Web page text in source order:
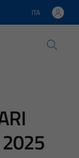
Lingua attiva:
ITA